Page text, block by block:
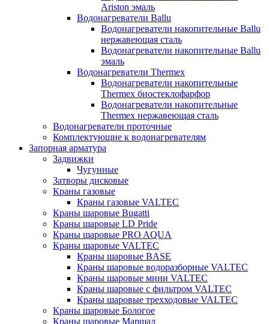
Ariston эмаль
Водонагреватели Ballu
Водонагреватели накопительные Ballu
нержавеющая сталь
Водонагреватели накопительные Ballu
эмаль
Водонагреватели Thermex
Водонагреватели накопительные
Thermex биостеклофарфор
Водонагреватели накопительные
Thermex нержавеющая сталь
Водонагреватели проточные
Комплектующие к водонагревателям
Запорная арматура
Задвижки
Чугунные
Затворы дисковые
Краны газовые
Краны газовые VALTEC
Краны шаровые Bugatti
Краны шаровые LD Pride
Краны шаровые PRO AQUA
Краны шаровые VALTEC
Краны шаровые BASE
Краны шаровые водоразборные VALTEC
Краны шаровые мини VALTEC
Краны шаровые с фильтром VALTEC
Краны шаровые трехходовые VALTEC
Краны шаровые Бологое
Краны шаровые Маршал